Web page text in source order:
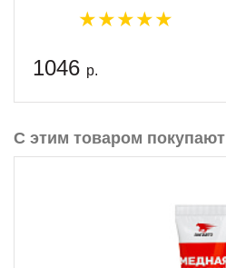
1046 р.
С этим товаром покупают